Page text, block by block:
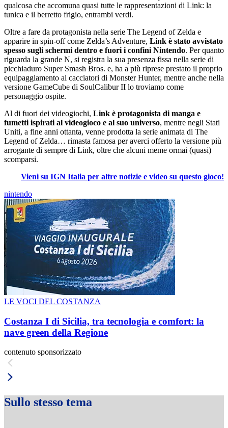
qualcosa che accomuna quasi tutte le rappresentazioni di Link: la
tunica e il berretto frigio, entrambi verdi.
Oltre a fare da protagonista nella serie The Legend of Zelda e
apparire in spin-off come Zelda’s Adventure, Link è stato avvistato
spesso sugli schermi dentro e fuori i confini Nintendo. Per quanto
riguarda la grande N, si registra la sua presenza fissa nella serie di
picchiaduro Super Smash Bros. e, ha a più riprese prestato il proprio
equipaggiamento ai cacciatori di Monster Hunter, mentre anche nella
versione GameCube di SoulCalibur II lo troviamo come
personaggio ospite.
Al di fuori dei videogiochi, Link è protagonista di manga e
fumetti ispirati al videogioco e al suo universo, mentre negli Stati
Uniti, a fine anni ottanta, venne prodotta la serie animata di The
Legend of Zelda… rimasta famosa per averci offerto la versione più
arrogante di sempre di Link, oltre che alcuni meme ormai (quasi)
scomparsi.
Vieni su IGN Italia per altre notizie e video su questo gioco!
nintendo
LE VOCI DEL COSTANZA
Costanza I di Sicilia, tra tecnologia e comfort: la
nave green della Regione
contenuto sponsorizzato
Sullo stesso tema